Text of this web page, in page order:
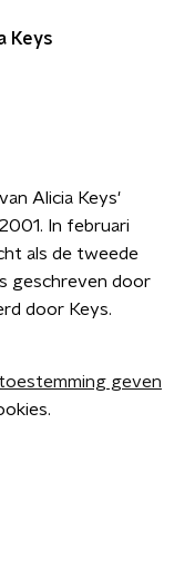
Keys
Alicia Keys'
In februari
als de tweede
geschreven door
door Keys.
toestemming geven